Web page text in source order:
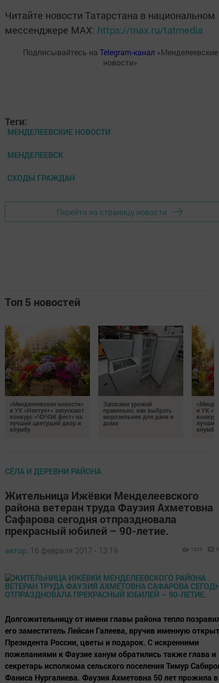
Читайте новости Татарстана в национальном
мессенджере MАХ: https://max.ru/tatmedia
Подписывайтесь на Telegram-канал «Менделеевские
новости»
Теги:
МЕНДЕЛЕЕВСКИЕ НОВОСТИ
МЕНДЕЛЕЕВСК
СХОДЫ ГРАЖДАН
Перейти на страницу новости
Топ 5 новостей
«Менделеевские новости»
и УК «Нептун+» запускают
конкурс «ЧЭЧЭК фест» на
лучший цветущий двор и
клумбу
Запасаем урожай
правильно: как выбрать
морозильник для дачи и
дома
и УК
клумбу
СЁЛА И ДЕРЕВНИ РАЙОНА
Жительница Ижёвки Менделеевского
района ветеран труда Фаузия Ахметовна
Сафарова сегодня отпраздновала
прекрасный юбилей – 90-летие.
автор, 16 февраля 2017 - 13:19 1333 0
Долгожительницу от имени главы района тепло
его заместитель Лейсан Галеева, вручив именную
Президента России, цветы и подарок. С искренними
пожеланиями к Фаузие ханум обратились также глава и
секретарь исполкома сельского поселения Тимур
Фаниса Нургалиева. Фаузия Ахметовна 50 лет прожила в